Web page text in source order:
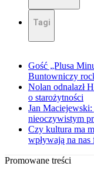
Tagi
Gość „Plusa
Buntowniczy
Nolan odnalazł
o starożytności
Jan
nieoczywistym
Czy kultura ma
wpływają na
Promowane treści